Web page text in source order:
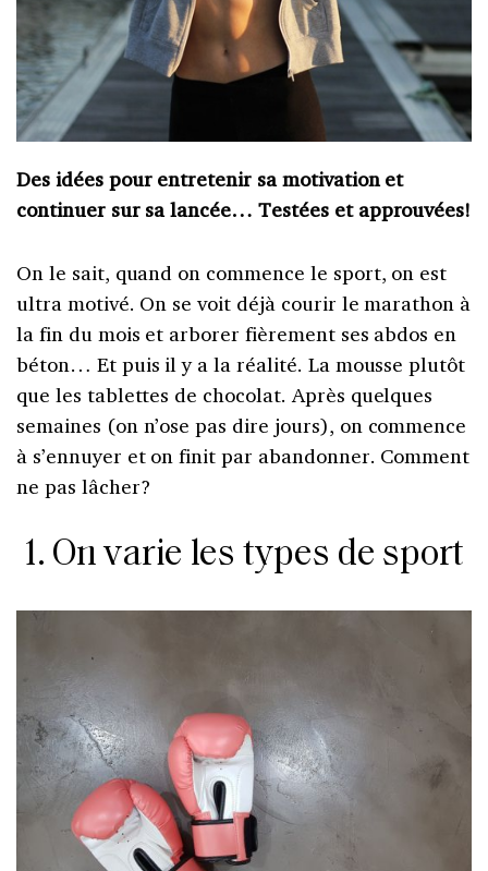
Des idées pour entretenir sa motivation et
continuer sur sa lancée… Testées et approuvées!
On le sait, quand on commence le sport, on est
ultra motivé. On se voit déjà courir le marathon à
la fin du mois et arborer fièrement ses abdos en
béton… Et puis il y a la réalité. La mousse plutôt
que les tablettes de chocolat. Après quelques
semaines (on n’ose pas dire jours), on commence
à s’ennuyer et on finit par abandonner. Comment
ne pas lâcher?
1. On varie les types de sport